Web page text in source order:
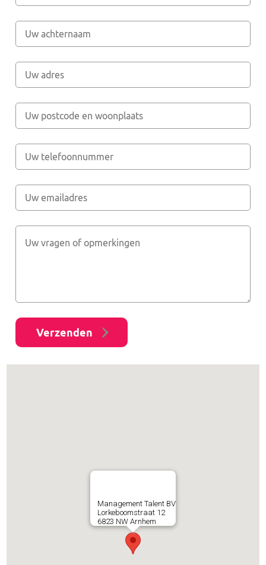
Management Talent BV
Lorkeboomstraat 12
6823 NW Arnhem